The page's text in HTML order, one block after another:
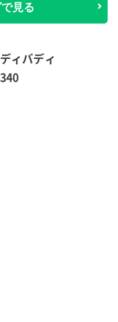
見る
ィバディ